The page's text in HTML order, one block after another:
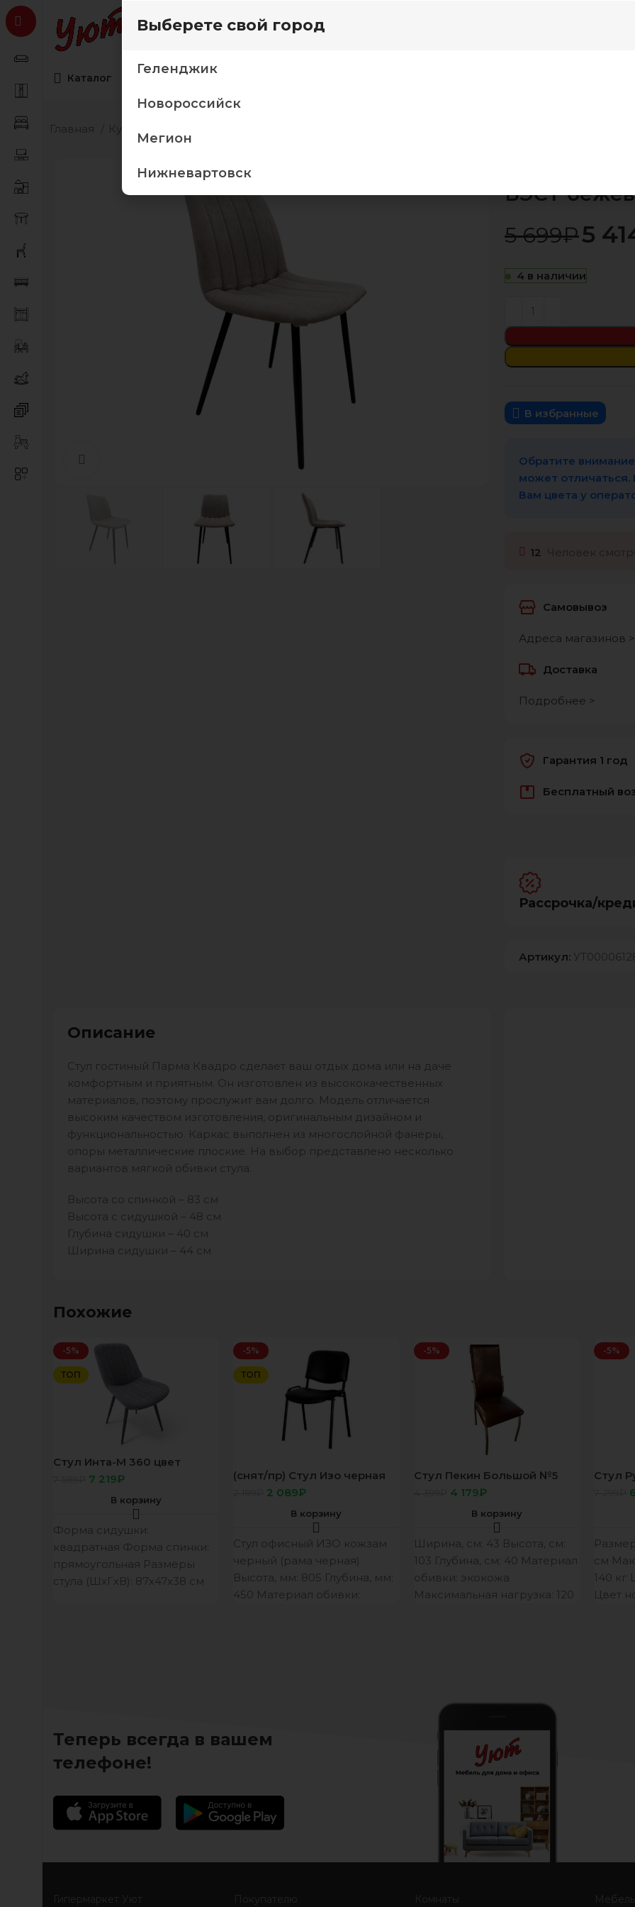
Каталог Коллекции мебели
Главная Кухня
БЭСТ
5 699₽5
4 в наличии
В избранные
Обратите
может
Вам цвета у
12
Самовывоз
Адреса магазинов >
Доставка
Подробнее >
Гарантия 1 год
Бесплатный
Рассрочка/
Артикул:
Описание
Стул гостиный Парма Квадро сделает ваш отдых дома или на даче
комфортным и приятным. Он изготовлен из высококачественных
материалов, поэтому прослужит вам долго. Модель отличается
высоким качеством изготовления, оригинальным дизайном и
функциональностью. Каркас выполнен из многослойной фанеры,
опоры металлические плоские. На выбор представлено несколько
вариантов мягкой обивки стула.
Высота со спинкой – 83 см
Высота с сидушкой – 48 см
Глубина сидушки – 40 см
Ширина сидушки – 44 см
Похожие
-5%
ТОП
Стул Инта-М 360 цвет
Черный, сиденье ткань
БЭСТ серый
7 219₽
В корзину
Форма сидушки:
квадратная Форма спинки:
прямоугольная Размеры
стула (ШxГxВ): 87х47х38 см
-5%
ТОП
(снят/пр) Стул Изо черная
рама кож/зам
2 089₽
В корзину
Стул офисный ИЗО кожзам
черный (рама черная)
Высота, мм: 805 Глубина, мм:
450 Материал обивки:
-5%
Стул Пекин Большой №5
КЗ№ Атика 1
4 179₽
В корзину
Ширина, см: 43 Высота, см:
103 Глубина, см: 40 Материал
обивки: экокожа
Максимальная нагрузка: 120
-5%
Стул
см
140 кг
Цвет
Теперь всегда в вашем
телефоне!
Гипермаркет Уют Покупателю Комнаты Мебель
Выберете свой город
Геленджик
Новороссийск
Мегион
Нижневартовск